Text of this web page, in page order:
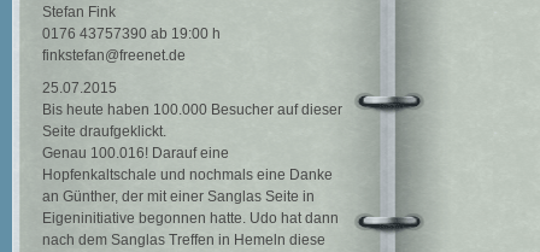
Stefan Fink
0176 43757390 ab 19:00 h
finkstefan@freenet.de
25.07.2015
Bis heute haben 100.000 Besucher auf dieser
Seite draufgeklickt.
Genau 100.016! Darauf eine
Hopfenkaltschale und nochmals eine Danke
an Günther, der mit einer Sanglas Seite in
Eigeninitiative begonnen hatte. Udo hat dann
nach dem Sanglas Treffen in Hemeln diese